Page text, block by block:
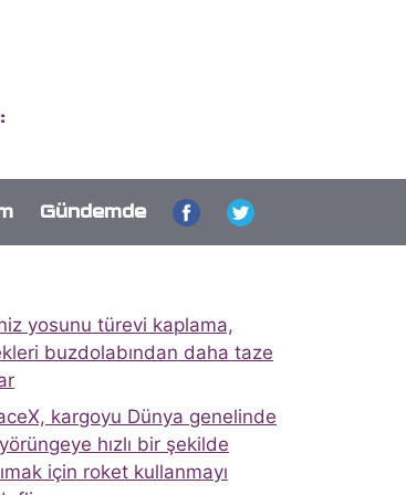
Gündemde
yosunu türevi kaplama,
buzdolabından daha taze
kargoyu Dünya genelinde
hızlı bir şekilde
için roket kullanmayı